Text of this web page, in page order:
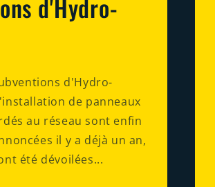
d'Hydro-
d'Hydro-
de panneaux
au réseau sont enfin
il y a déjà un an,
été dévoilées...